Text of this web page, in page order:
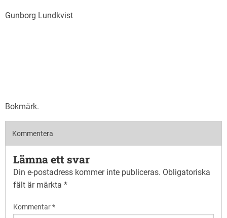
Gunborg Lundkvist
Bokmärk.
Kommentera
Lämna ett svar
Din e-postadress kommer inte publiceras. Obligatoriska
fält är märkta *
Kommentar*